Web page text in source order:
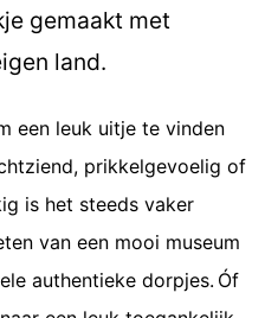
gemaakt met
land.
een leuk uitje te vinden
prikkelgevoelig of
is het steeds vaker
van een mooi museum
authentieke dorpjes. Óf